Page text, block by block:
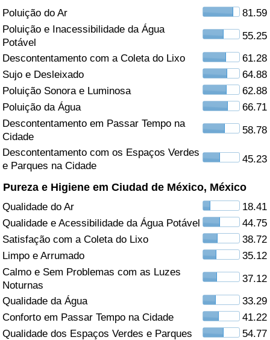
Poluição do Ar
81.59
Poluição e Inacessibilidade da Água
Potável
55.25
Descontentamento com a Coleta do Lixo
61.28
Sujo e Desleixado
64.88
Poluição Sonora e Luminosa
62.88
Poluição da Água
66.71
Descontentamento em Passar Tempo na
Cidade
58.78
Descontentamento com os Espaços Verdes
e Parques na Cidade
45.23
Pureza e Higiene em Ciudad de México, México
Qualidade do Ar
18.41
Qualidade e Acessibilidade da Água Potável
44.75
Satisfação com a Coleta do Lixo
38.72
Limpo e Arrumado
35.12
Calmo e Sem Problemas com as Luzes
Noturnas
37.12
Qualidade da Água
33.29
Conforto em Passar Tempo na Cidade
41.22
Qualidade dos Espaços Verdes e Parques
54.77
Indicador de Crime
Índice de criminalidade por país
Saúde
Indicador de Saúde (Atual)
Indicador de Saúde
Indicador de Saúde por País
Indicador de Poluição (Atual)
Índice de poluição
Indicador de Poluição por País
Trânsito